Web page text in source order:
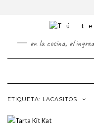
en la cocina, el
ETIQUETA: LACASITOS